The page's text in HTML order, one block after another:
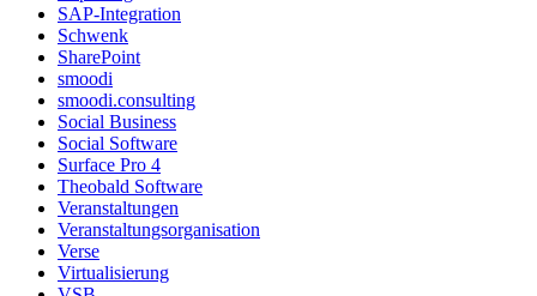
SAP-Integration
Schwenk
SharePoint
smoodi
smoodi.consulting
Social Business
Social Software
Surface Pro 4
Theobald Software
Veranstaltungen
Veranstaltungsorganisation
Verse
Virtualisierung